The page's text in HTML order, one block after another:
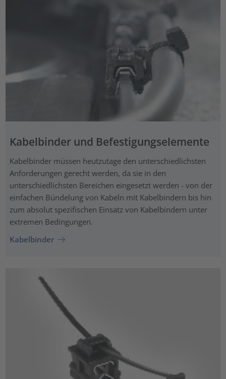
Kabelbinder und Befestigungselemente
Kabelbinder müssen heutzutage den unterschiedlichsten
Anforderungen gerecht werden, da sie in den
unterschiedlichsten Bereichen eingesetzt werden - von der
einfachen Bündelung von Kabeln mit Kabelbindern bis hin
zum absolut spezifischen Einsatz von Kabelbindern unter
extremen Bedingungen.
Kabelbinder